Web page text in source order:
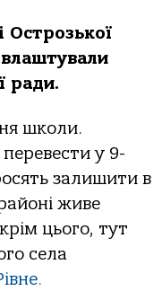
Острозької
ради.
школи.
у 9-
залишити в
живе
цього, тут
села